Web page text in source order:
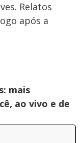
Relatos
após a
mais
ao vivo e de